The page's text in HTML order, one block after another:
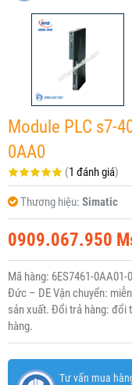
Module PLC s7-
0AA0
(1 đánh giá)
Thương hiệu: Simatic
0909.067.950
Mã hàng: 6ES7461-
Đức – DE Vận chuyển:
sản xuất. Đổi trả hàng: đổi
hàng.
Tư vấn mua